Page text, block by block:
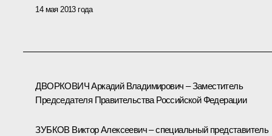
14 мая 2013 года
ДВОРКОВИЧ Аркадий Владимирович – Заместитель
Председателя Правительства Российской Федерации
ЗУБКОВ Виктор Алексеевич – специальный представитель